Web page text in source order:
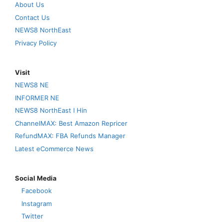
About Us
Contact Us
NEWS8 NorthEast
Privacy Policy
Visit
NEWS8 NE
INFORMER NE
NEWS8 NorthEast I Hin
ChannelMAX: Best Amazon Repricer
RefundMAX: FBA Refunds Manager
Latest eCommerce News
Social Media
Facebook
Instagram
Twitter